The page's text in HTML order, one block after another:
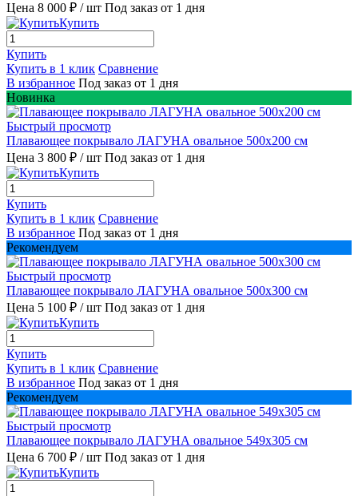
Цена 8 000 ₽ / шт Под заказ от 1 дня
Купить
Купить
Купить в 1 клик Сравнение
В избранное Под заказ от 1 дня
Новинка
Быстрый просмотр
Плавающее покрывало ЛАГУНА овальное 500х200 см
Цена 3 800 ₽ / шт Под заказ от 1 дня
Купить
Купить
Купить в 1 клик Сравнение
В избранное Под заказ от 1 дня
Рекомендуем
Быстрый просмотр
Плавающее покрывало ЛАГУНА овальное 500х300 см
Цена 5 100 ₽ / шт Под заказ от 1 дня
Купить
Купить
Купить в 1 клик Сравнение
В избранное Под заказ от 1 дня
Рекомендуем
Быстрый просмотр
Плавающее покрывало ЛАГУНА овальное 549х305 см
Цена 6 700 ₽ / шт Под заказ от 1 дня
Купить